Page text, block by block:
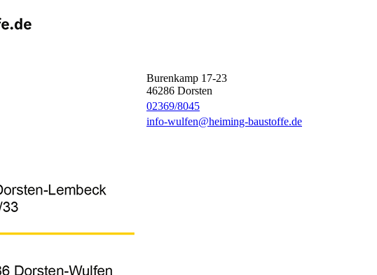
Burenkamp 17-23
46286 Dorsten
02369/8045
info-wulfen@heiming-baustoffe.de